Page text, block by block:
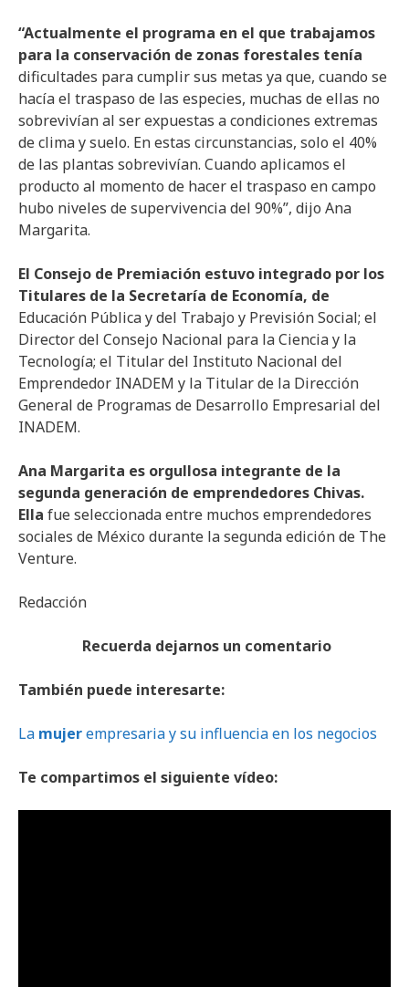
“Actualmente el programa en el que trabajamos
para la conservación de zonas forestales tenía
dificultades para cumplir sus metas ya que, cuando se
hacía el traspaso de las especies, muchas de ellas no
sobrevivían al ser expuestas a condiciones extremas
de clima y suelo. En estas circunstancias, solo el 40%
de las plantas sobrevivían. Cuando aplicamos el
producto al momento de hacer el traspaso en campo
hubo niveles de supervivencia del 90%”, dijo Ana
Margarita.
El Consejo de Premiación estuvo integrado por los
Titulares de la Secretaría de Economía, de
Educación Pública y del Trabajo y Previsión Social; el
Director del Consejo Nacional para la Ciencia y la
Tecnología; el Titular del Instituto Nacional del
Emprendedor INADEM y la Titular de la Dirección
General de Programas de Desarrollo Empresarial del
INADEM.
Ana Margarita es orgullosa integrante de la
segunda generación de emprendedores Chivas.
Ella fue seleccionada entre muchos emprendedores
sociales de México durante la segunda edición de The
Venture.
Redacción
Recuerda dejarnos un comentario
También puede interesarte:
La mujerempresaria y su influencia en los negocios
Te compartimos el siguiente vídeo: